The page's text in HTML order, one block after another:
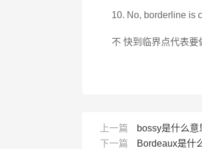
10. No, borderline is
不 快到临界点代表
上一篇
bossy是什么
下一篇
Bordeaux是什